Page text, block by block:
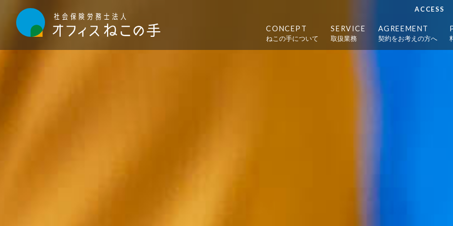
ACCESS
CONCEPT
ねこの手について
SERVICE
取扱業務
AGREEMENT
契約をお考えの方へ